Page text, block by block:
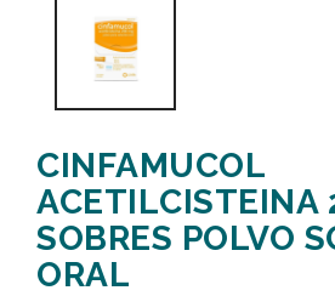
CINFAMUCOL
ACETILCISTEINA
SOBRES POLVO
ORAL